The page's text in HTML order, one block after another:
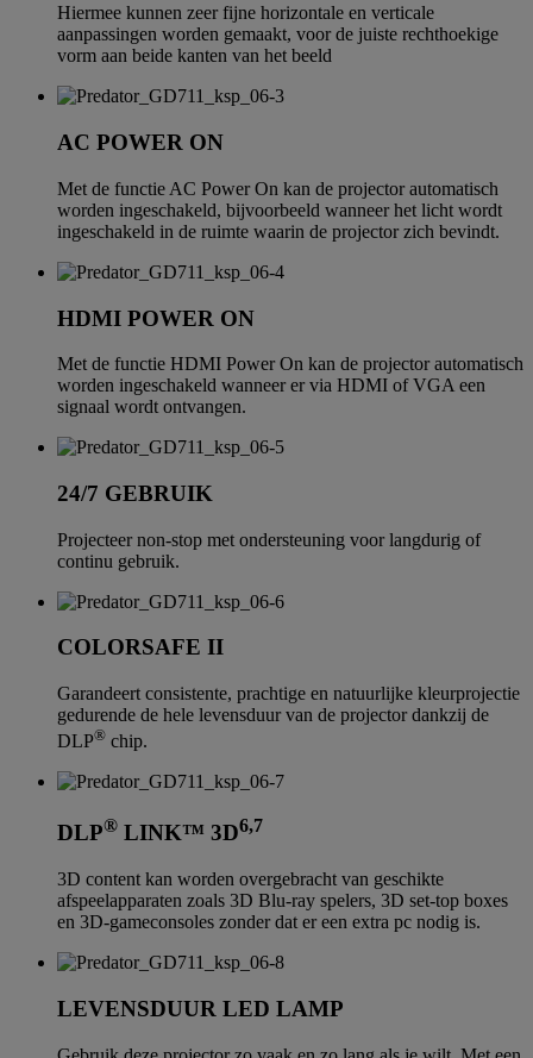
Hiermee kunnen zeer fijne horizontale en verticale
aanpassingen worden gemaakt, voor de juiste rechthoekige
vorm aan beide kanten van het beeld
AC POWER ON
Met de functie AC Power On kan de projector automatisch
worden ingeschakeld, bijvoorbeeld wanneer het licht wordt
ingeschakeld in de ruimte waarin de projector zich bevindt.
HDMI POWER ON
Met de functie HDMI Power On kan de projector automatisch
worden ingeschakeld wanneer er via HDMI of VGA een
signaal wordt ontvangen.
24/7 GEBRUIK
Projecteer non-stop met ondersteuning voor langdurig of
continu gebruik.
COLORSAFE II
Garandeert consistente, prachtige en natuurlijke kleurprojectie
gedurende de hele levensduur van de projector dankzij de
DLP® chip.
DLP® LINK™ 3D6,7
3D content kan worden overgebracht van geschikte
afspeelapparaten zoals 3D Blu-ray spelers, 3D set-top boxes
en 3D-gameconsoles zonder dat er een extra pc nodig is.
LEVENSDUUR LED LAMP